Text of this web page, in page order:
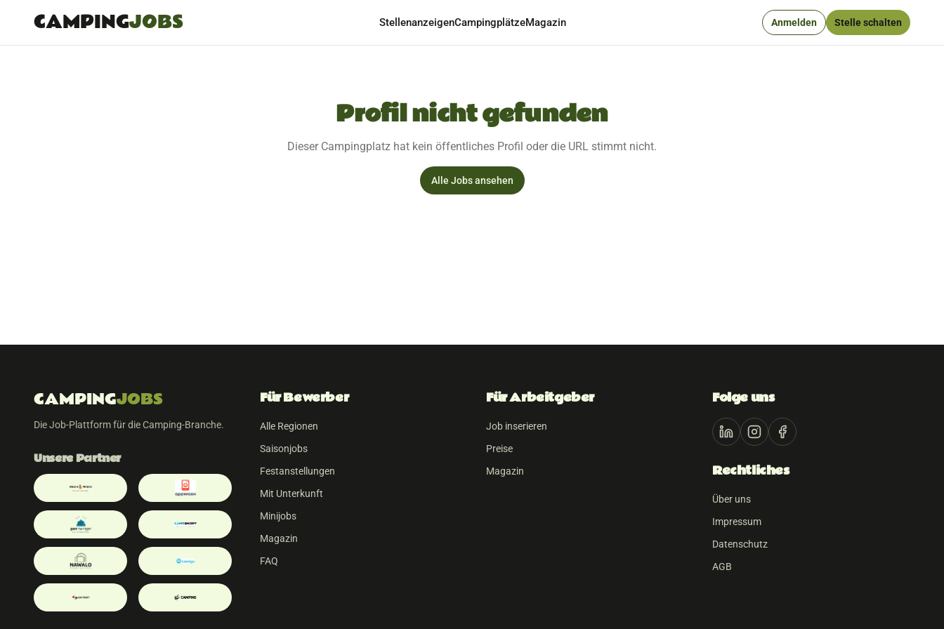
CAMPINGJOBS StellenanzeigenCampingplätzeMagazin Anmelden Stelle schalten
Profil nicht gefunden
Dieser Campingplatz hat kein öffentliches Profil oder die URL stimmt nicht.
Alle Jobs ansehen
CAMPINGJOBS
Die Job-Plattform für die Camping-Branche.
Unsere Partner
Für Bewerber
Alle Regionen
Saisonjobs
Festanstellungen
Mit Unterkunft
Minijobs
Magazin
FAQ
Für Arbeitgeber
Job inserieren
Preise
Magazin
Folge uns
Rechtliches
Über uns
Impressum
Datenschutz
AGB